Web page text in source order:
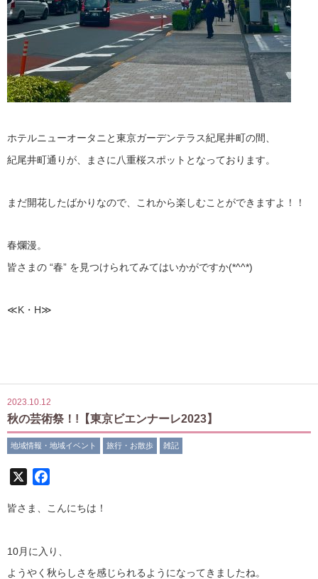
ホテルニューオータニと東京ガーデンテラス紀尾井町の間、
紀尾井町通りが、まさに八重桜スポットとなっております。
まだ開花したばかりなので、これから楽しむことができますよ！！
春爛漫。
皆さまの “春” を見つけられてみてはいかがですか(*^^*)
≪K・H≫
2023.10.12
秋の芸術祭！!【東京ビエンナーレ2023】
地域情報・地域イベント 旅行・お散歩 雑記
皆さま、こんにちは！
10月に入り、
ようやく秋らしさを感じられるようになってきましたね。